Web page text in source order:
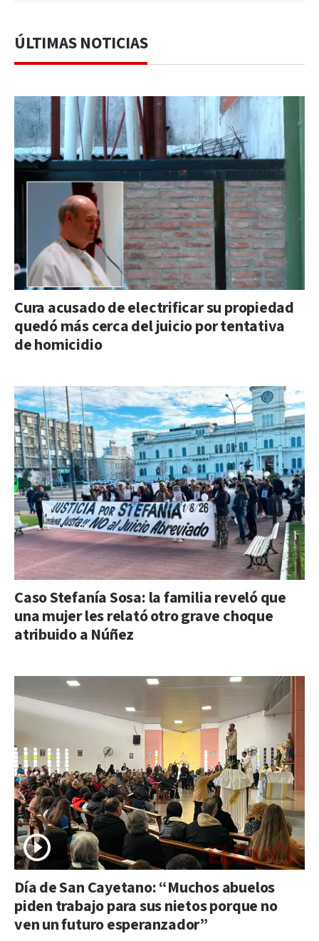
ÚLTIMAS NOTICIAS
Cura acusado de electrificar su propiedad
quedó más cerca del juicio por tentativa
de homicidio
Caso Stefanía Sosa: la familia reveló que
una mujer les relató otro grave choque
atribuido a Núñez
Día de San Cayetano: “Muchos abuelos
piden trabajo para sus nietos porque no
ven un futuro esperanzador”